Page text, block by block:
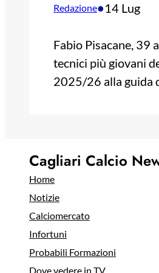
Redazione•14 Lug
Fabio Pisacane, 39
tecnici più giovani
2025/26 alla guida
Cagliari Calcio
Home
Notizie
Calciomercato
Infortuni
Probabili Formazioni
Dove vedere in TV